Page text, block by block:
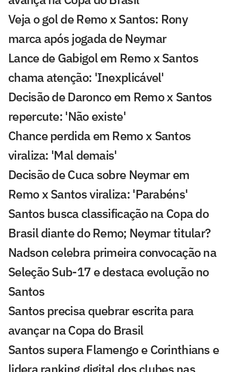
Veja o gol de Remo x Santos: Rony
marca após jogada de Neymar
Lance de Gabigol em Remo x Santos
chama atenção: 'Inexplicável'
Decisão de Daronco em Remo x Santos
repercute: 'Não existe'
Chance perdida em Remo x Santos
viraliza: 'Mal demais'
Decisão de Cuca sobre Neymar em
Remo x Santos viraliza: 'Parabéns'
Santos busca classificação na Copa do
Brasil diante do Remo; Neymar titular?
Nadson celebra primeira convocação na
Seleção Sub-17 e destaca evolução no
Santos
Santos precisa quebrar escrita para
avançar na Copa do Brasil
Santos supera Flamengo e Corinthians e